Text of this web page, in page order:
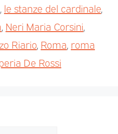
le stanze del cardinale
Neri Maria Corsini
Riario Roma roma
De Rossi